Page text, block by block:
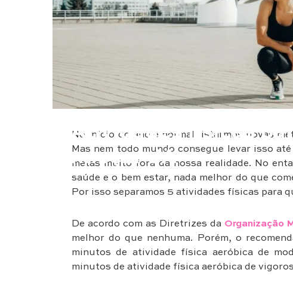
5 Atividades físicas
começar JÁ
No início do ano é normal listarmos novas
Mas nem todo mundo consegue levar isso
metas muito fora da nossa realidade. No
saúde e o bem estar, nada melhor do que
Por isso separamos 5 atividades físicas para
De acordo com as Diretrizes da Organização
melhor do que nenhuma. Porém, o
minutos de atividade física aeróbica de
minutos de atividade física aeróbica de